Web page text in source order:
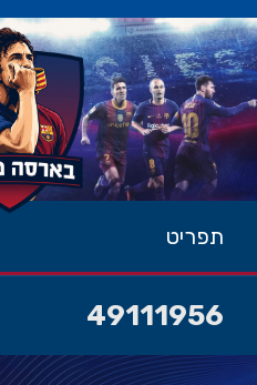
תפריט
49111956